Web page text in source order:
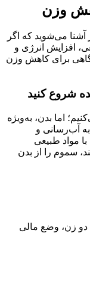
وزن
آشنا می‌شوید که اگر
افزایش انرژی و
برای کاهش وزن
شروع کنید
اما بدن، به‌ویژه
آب‌رسانی و
مواد طبیعی
سموم را از بدن
دو زن، وضع مالی